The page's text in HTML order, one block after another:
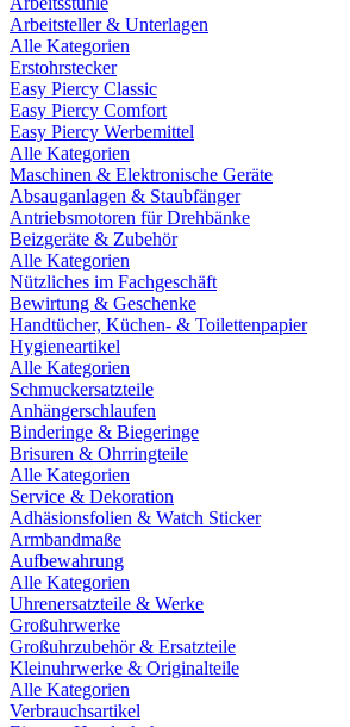
Arbeitsteller & Unterlagen
Alle Kategorien
Erstohrstecker
Easy Piercy Classic
Easy Piercy Comfort
Easy Piercy Werbemittel
Alle Kategorien
Maschinen & Elektronische Geräte
Absauganlagen & Staubfänger
Antriebsmotoren für Drehbänke
Beizgeräte & Zubehör
Alle Kategorien
Nützliches im Fachgeschäft
Bewirtung & Geschenke
Handtücher, Küchen- & Toilettenpapier
Hygieneartikel
Alle Kategorien
Schmuckersatzteile
Anhängerschlaufen
Binderinge & Biegeringe
Brisuren & Ohrringteile
Alle Kategorien
Service & Dekoration
Adhäsionsfolien & Watch Sticker
Armbandmaße
Aufbewahrung
Alle Kategorien
Uhrenersatzteile & Werke
Großuhrwerke
Großuhrzubehör & Ersatzteile
Kleinuhrwerke & Originalteile
Alle Kategorien
Verbrauchsartikel